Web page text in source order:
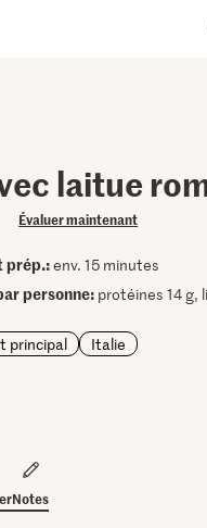
laitue
Évaluer maintenant
prép.:env. 15 minutes
personne: protéines 14 g,
principal Italie
Notes